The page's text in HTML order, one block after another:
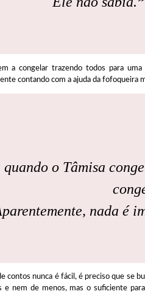
a congelar trazendo todos para
contando com a ajuda da fofoqueira
quando o Tâmisa
nada é
contos nunca é fácil, é preciso que se
e nem de menos, mas o suficiente